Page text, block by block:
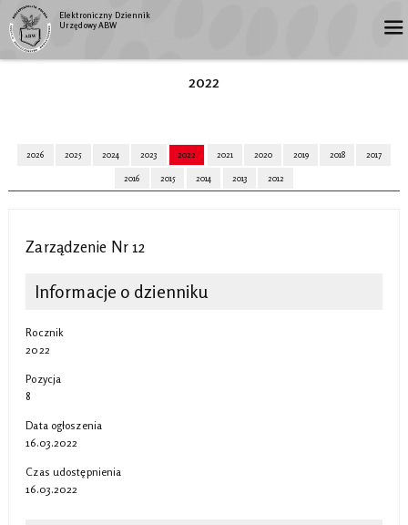
Elektroniczny Dziennik
Urzędowy ABW
2022
2026 2025 2024 2023 2022 2021 2020 2019 2018 2017
2016 2015 2014 2013 2012
Zarządzenie Nr 12
Informacje o dzienniku
Rocznik
2022
Pozycja
8
Data ogłoszenia
16.03.2022
Czas udostępnienia
16.03.2022